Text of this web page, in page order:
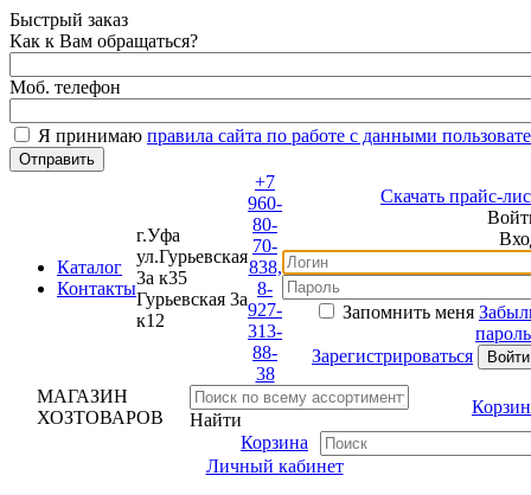
Быстрый заказ
Как к Вам обращаться?
Моб. телефон
Я принимаюправила сайта по работе с данными
Каталог
Контакты
г.Уфа
ул.Гурьевская
3а к35
Гурьевская 3а
к12
+7
960-
80-
70-
838,
8-
927-
313-
88-
38
Скачать прайс-лист
Войти
Вход
Запомнить меня Забыли
пароль?
Зарегистрироваться
МАГАЗИН
ХОЗТОВАРОВ
Найти
Корзина
Корзина
Личный кабинет